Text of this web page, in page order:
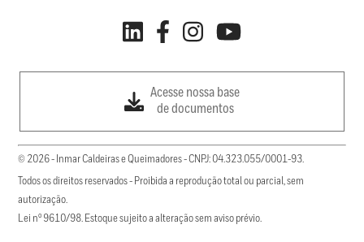
Acesse nossa base
de documentos
© 2026 - Inmar Caldeiras e Queimadores - CNPJ: 04.323.055/0001-93.
Todos os direitos reservados - Proibida a reprodução total ou parcial, sem
autorização.
Lei nº 9610/98. Estoque sujeito a alteração sem aviso prévio.